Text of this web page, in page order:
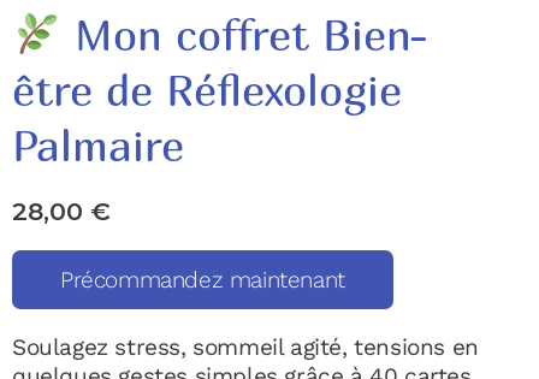
Mon coffret Bien-
être de Réflexologie
Palmaire
28,00 €
Précommandez maintenant
Soulagez stress, sommeil agité, tensions en